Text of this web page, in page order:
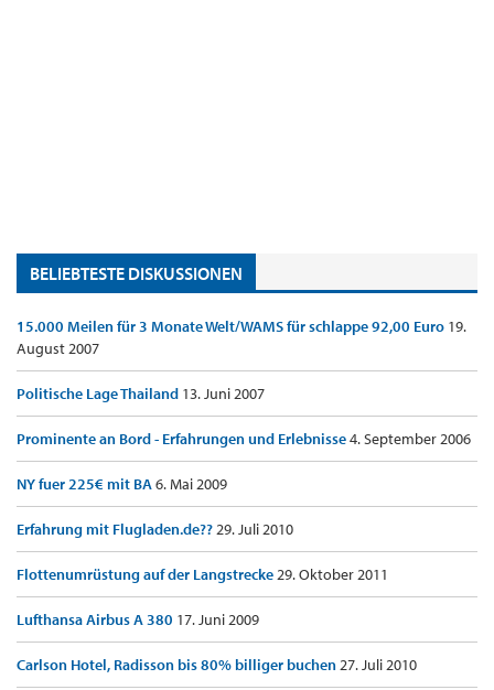
BELIEBTESTE DISKUSSIONEN
15.000 Meilen für 3 Monate Welt/WAMS für schlappe 92,00 Euro 19.
August 2007
Politische Lage Thailand 13. Juni 2007
Prominente an Bord - Erfahrungen und Erlebnisse4. September 2006
NY fuer 225€ mit BA6. Mai 2009
Erfahrung mit Flugladen.de??29. Juli 2010
Flottenumrüstung auf der Langstrecke29. Oktober 2011
Lufthansa Airbus A 380 17. Juni 2009
Carlson Hotel, Radisson bis 80% billiger buchen27. Juli 2010